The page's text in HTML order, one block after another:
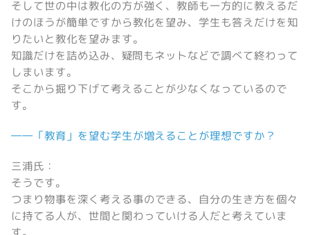
そして世の中は教化の方が強く、教師も一方的に教えるだ
けのほうが簡単ですから教化を望み、学生も答えだけを知
りたいと教化を望みます。
知識だけを詰め込み、疑問もネットなどで調べて終わって
しまいます。
そこから掘り下げて考えることが少なくなっているので
す。
――「教育」を望む学生が増えることが理想ですか？
三浦氏：
そうです。
つまり物事を深く考える事のできる、自分の生き方を個々
に持てる人が、世間と関わっていける人だと考えていま
す。